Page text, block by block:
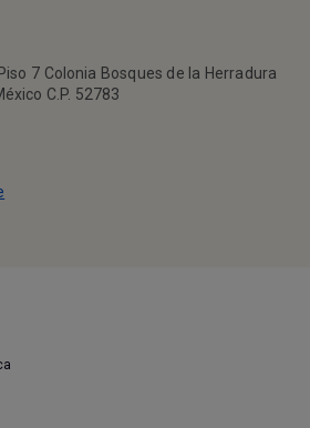
7 Colonia Bosques de la Herradura
C.P. 52783